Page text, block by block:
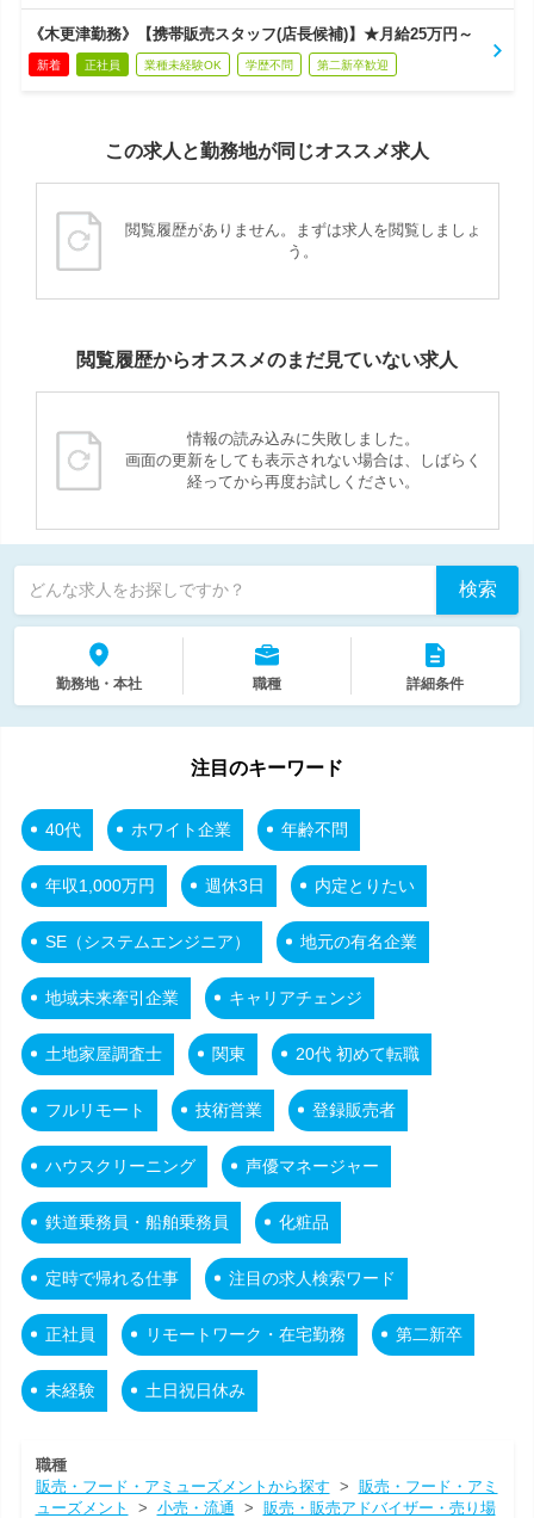
《木更津勤務》【携帯販売スタッフ(店長候補)】★月給25万円～
新着 正社員 業種未経験OK 学歴不問 第二新卒歓迎
この求人と勤務地が同じオススメ求人
閲覧履歴がありません。まずは求人を閲覧しましょ
う。
閲覧履歴からオススメのまだ見ていない求人
情報の読み込みに失敗しました。
画面の更新をしても表示されない場合は、しばらく
経ってから再度お試しください。
どんな求人をお探しですか？ 検索
勤務地・本社 職種 詳細条件
注目のキーワード
40代 ホワイト企業 年齢不問
年収1,000万円 週休3日 内定とりたい
SE（システムエンジニア） 地元の有名企業
地域未来牽引企業 キャリアチェンジ
土地家屋調査士 関東 20代 初めて転職
フルリモート 技術営業 登録販売者
ハウスクリーニング 声優マネージャー
鉄道乗務員・船舶乗務員 化粧品
定時で帰れる仕事 注目の求人検索ワード
正社員 リモートワーク・在宅勤務 第二新卒
未経験 土日祝日休み
職種
販売・フード・アミューズメントから探す > 販売・フード・アミ
ューズメント
> 小売・流通 > 販売・販売アドバイザー・売り場